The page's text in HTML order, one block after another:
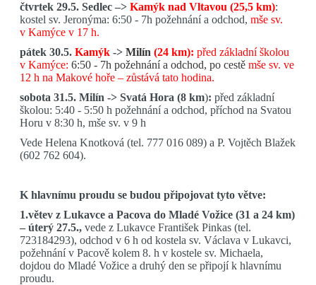
čtvrtek 29.5. Sedlec –> Kamýk nad Vltavou (25,5 km):
kostel sv. Jeronýma: 6:50 - 7h požehnání a odchod, mše sv.
v Kamýce v 17 h.
pátek 30.5. Kamýk -> Milín (24 km): před základní školou
v Kamýce: 6:50 - 7h požehnání a odchod, po cestě mše sv. ve
12 h na Makové hoře – zůstává tato hodina.
sobota 31.5. Milín -> Svatá Hora (8 km): před základní
školou: 5:40 - 5:50 h požehnání a odchod, příchod na Svatou
Horu v 8:30 h, mše sv. v 9 h
Vede Helena Knotková (tel. 777 016 089) a P. Vojtěch Blažek
(602 762 604).
K hlavnímu proudu se budou připojovat tyto větve:
1.větev z Lukavce a Pacova do Mladé Vožice (31 a 24 km)
– úterý 27.5., vede z Lukavce František Pinkas (tel.
723184293), odchod v 6 h od kostela sv. Václava v Lukavci,
požehnání v Pacově kolem 8. h v kostele sv. Michaela,
dojdou do Mladé Vožice a druhý den se připojí k hlavnímu
proudu.